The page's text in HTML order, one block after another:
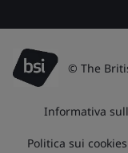
© The
Informativa
Politica sui cookies